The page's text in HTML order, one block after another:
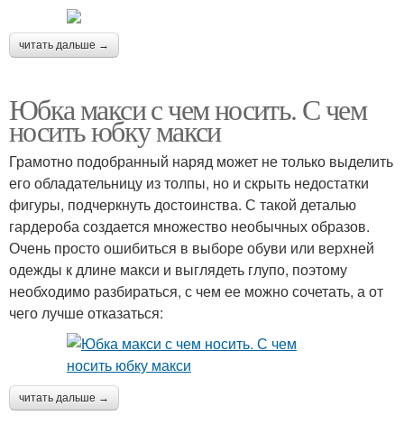
читать дальше →
Юбка макси с чем носить. С чем
носить юбку макси
Грамотно подобранный наряд может не только выделить
его обладательницу из толпы, но и скрыть недостатки
фигуры, подчеркнуть достоинства. С такой деталью
гардероба создается множество необычных образов.
Очень просто ошибиться в выборе обуви или верхней
одежды к длине макси и выглядеть глупо, поэтому
необходимо разбираться, с чем ее можно сочетать, а от
чего лучше отказаться:
читать дальше →